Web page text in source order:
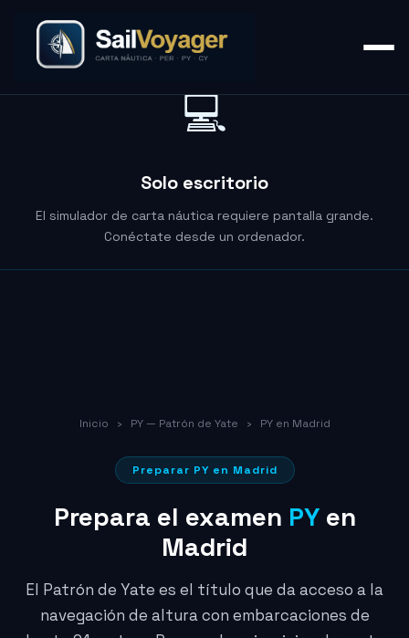
💻
Solo escritorio
El simulador de carta náutica requiere pantalla grande.
Conéctate desde un ordenador.
Inicio › PY — Patrón de Yate › PY en Madrid
Preparar PY en Madrid
Prepara el examen PYen
Madrid
El Patrón de Yate es el título que da acceso a la
navegación de altura con embarcaciones de